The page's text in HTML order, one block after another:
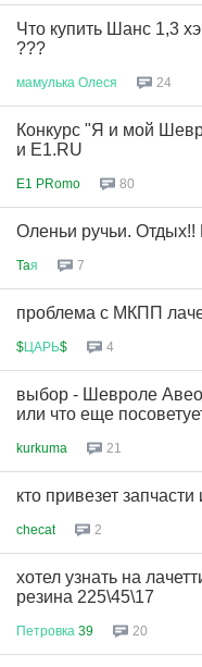
Что купить Шанс 1,3
???
мамулька Олеся 24
Конкурс "Я и мой
и Е1.RU
E1 PRomo 80
Оленьи ручьи. Отдых!!
Taя 7
проблема с МКПП
$ЦАРЬ$ 4
выбор - Шевроле
или что еще
kurkuma 21
кто привезет
checat 2
хотел узнать на
резина 225\45\17
Петровка 39 20